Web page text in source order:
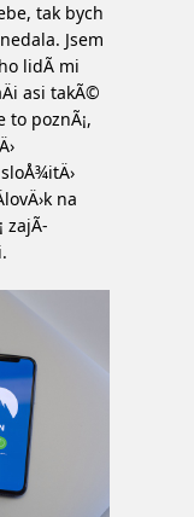
tak bych
Jsem
lidÃ­ mi
asi takÃ©
to poznÃ¡,
na
zajÃ­